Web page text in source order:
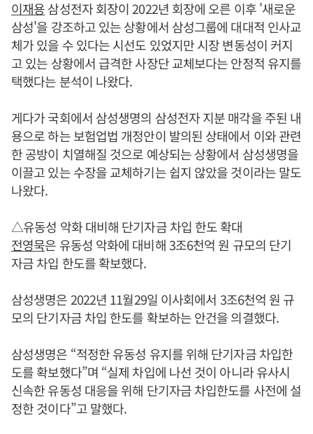
이재용삼성전자 회장이 2022년 회장에 오른 이후 '새로운
삼성'을 강조하고 있는 상황에서 삼성그룹에 대대적 인사교
체가 있을 수 있다는 시선도 있었지만 시장 변동성이 커지
고 있는 상황에서 급격한 사장단 교체보다는 안정적 유지를
택했다는 분석이 나왔다.
게다가 국회에서 삼성생명의 삼성전자 지분 매각을 주된 내
용으로 하는 보험업법 개정안이 발의된 상태에서 이와 관련
한 공방이 치열해질 것으로 예상되는 상황에서 삼성생명을
이끌고 있는 수장을 교체하기는 쉽지 않았을 것이라는 말도
나왔다.
△유동성 악화 대비해 단기자금 차입 한도 확대
전영묵은 유동성 악화에 대비해 3조6천억 원 규모의 단기
자금 차입 한도를 확보했다.
삼성생명은 2022년 11월29일 이사회에서 3조6천억 원 규
모의 단기자금 차입 한도를 확보하는 안건을 의결했다.
삼성생명은 “적정한 유동성 유지를 위해 단기자금 차입한
도를 확보했다”며 “실제 차입에 나선 것이 아니라 유사시
신속한 유동성 대응을 위해 단기자금 차입한도를 사전에 설
정한 것이다”고 말했다.